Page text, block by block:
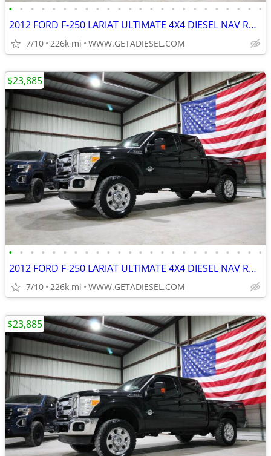
• • • • • • • • • • • • • • • • • • • • • • • •
2012 FORD F-250 LARIAT ULTIMATE 4X4 DIESEL NAV ROOF NEW 35'S B&W HITCH
7/10 226k mi WWW.GETADIESEL.COM
• • • • • • • • • • • • • • • • • • • • • • • •
2012 FORD F-250 LARIAT ULTIMATE 4X4 DIESEL NAV ROOF NEW 35'S B&W HITCH
7/10 226k mi WWW.GETADIESEL.COM
$23,885
$23,885